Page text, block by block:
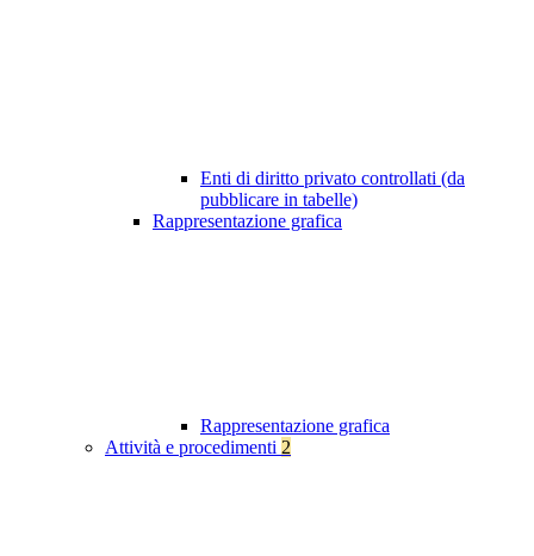
Enti di diritto privato controllati (da
pubblicare in tabelle)
Rappresentazione grafica
Rappresentazione grafica
Attività e procedimenti 2